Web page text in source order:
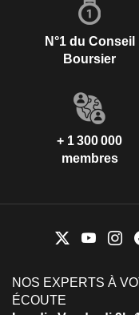
N°1 du Conseil
Boursier
+ 1 300 000
membres
NOS EXPERTS À
ÉCOUTE